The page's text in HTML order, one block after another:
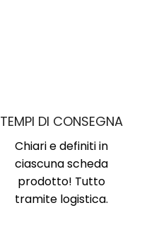
TEMPI DI CONSEGNA
Chiari e definiti in
ciascuna scheda
prodotto! Tutto
tramite logistica.